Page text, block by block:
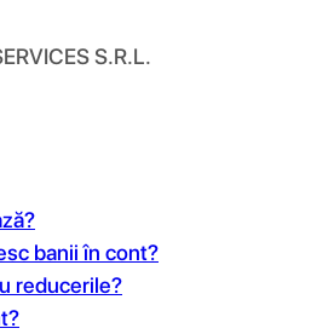
S.R.L.
banii în cont?
reducerile?